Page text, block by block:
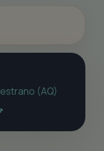
(AQ)